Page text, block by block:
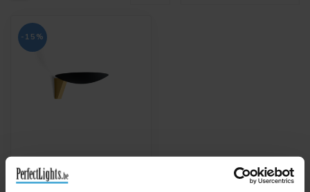
-15%
LED WANDLAMP
SCAVA 1.0